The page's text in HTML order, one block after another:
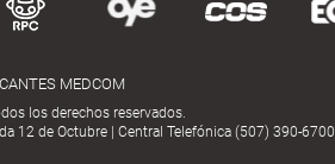
MEDCOM
los derechos reservados.
12 de Octubre | Central Telefónica (507) 390-6700